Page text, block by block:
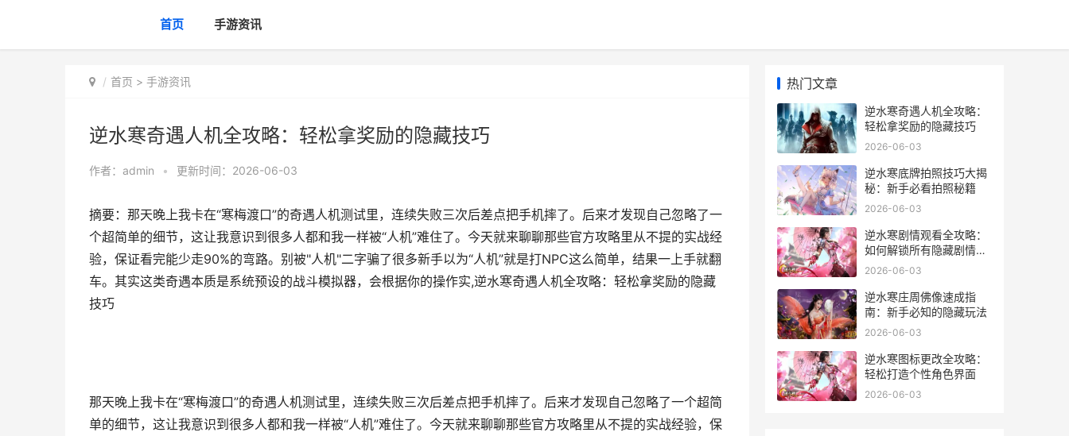
首页 手游资讯
首页 > 手游资讯
逆水寒奇遇人机全攻略：轻松拿奖励的隐藏技巧
作者： admin • 更新时间：2026-06-03
摘要：那天晚上我卡在“寒梅渡口”的奇遇人机测试里，连续失败三次后差点把手机摔了。后来才发现自己忽略了一
个超简单的细节，这让我意识到很多人都和我一样被“人机”难住了。今天就来聊聊那些官方攻略里从不提的实战经
验，保证看完能少走90%的弯路。别被"人机"二字骗了很多新手以为“人机”就是打NPC这么简单，结果一上手就翻
车。其实这类奇遇本质是系统预设的战斗模拟器，会根据你的操作实,逆水寒奇遇人机全攻略：轻松拿奖励的隐藏
技巧
那天晚上我卡在“寒梅渡口”的奇遇人机测试里，连续失败三次后差点把手机摔了。后来才发现自己忽略了一个超简
单的细节，这让我意识到很多人都和我一样被“人机”难住了。今天就来聊聊那些官方攻略里从不提的实战经验，保
热门文章
逆水寒奇遇人机全攻略：
轻松拿奖励的隐藏技巧
2026-06-03
逆水寒底牌拍照技巧大揭
秘：新手必看拍照秘籍
2026-06-03
逆水寒剧情观看全攻略：
如何解锁所有隐藏剧情彩
蛋
2026-06-03
逆水寒庄周佛像速成指
南：新手必知的隐藏玩法
2026-06-03
逆水寒图标更改全攻略：
轻松打造个性角色界面
2026-06-03